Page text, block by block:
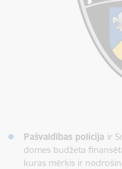
Pašvaldības policija ir
domes budžeta
kuras mērķis ir